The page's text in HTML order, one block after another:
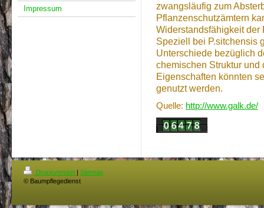
Impressum
zwangsläufig zum
Pflanzenschutzämtern
Widerstandsfähigkeit der
Speziell bei P.sitchensis
Unterschiede bezüglich
chemischen Struktur
Eigenschaften könnten
genutzt werden.
Quelle: http://www.galk.de/
Druckversion | Sitemap
© Baumpflegedienst